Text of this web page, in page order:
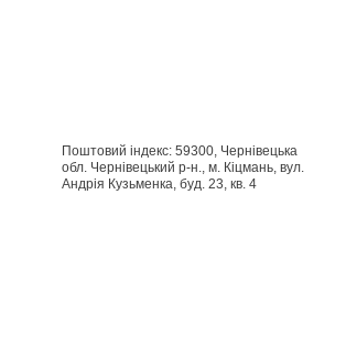
Поштовий індекс: 59300, Чернівецька
обл. Чернівецький р-н., м. Кіцмань, вул.
Андрія Кузьменка, буд. 23, кв. 4